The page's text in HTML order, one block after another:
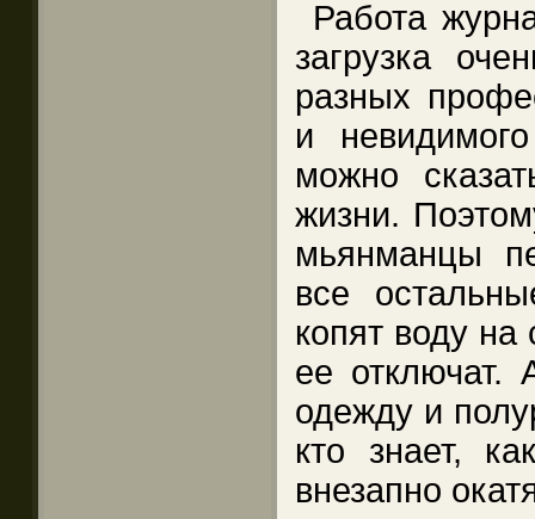
Работа
загрузка
разных
и
можно
жизни.
мьянманцы
все
копят воду на
ее отключат.
одежду и
кто знает,
внезапно